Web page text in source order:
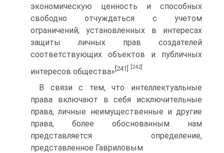
экономическую ценность и способных
свободно отчуждаться с учетом
ограничений, установленных в интересах
защиты личных прав создателей
соответствующих объектов и публичных
интересов общества» [241] [242]
В связи с тем, что интеллектуальные
права включают в себя исключительные
права, личные неимущественные и другие
права, более обоснованным нам
представляется определение,
представленное Гавриловым